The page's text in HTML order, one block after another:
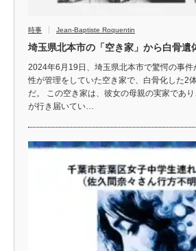
時事 Jean-Baptiste Roquentin
埼玉県北本市の「空き家」から白骨遺
2024年6月19日、埼玉県北本市で驚愕の事
性が管理をしていた空き家で、白骨化した2
だ。 この空き家は、彼女の母親の実家であ
が行き届いてい…